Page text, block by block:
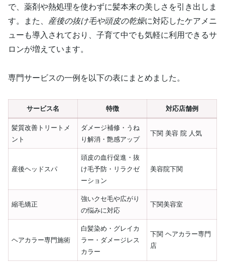
で、薬剤や熱処理を使わずに髪本来の美しさを引き出しま
す。また、
産後の抜け毛や頭皮の乾燥に対応したケアメニ
ューも導入されており、子育て中でも気軽に利用できるサ
ロンが増えています。
専門サービスの一例を以下の表にまとめました。
サービス名 特徴 対応店舗例
髪質改善トリートメ
ント
ダメージ補修・うね
り解消・艶感アップ
下関 美容 院 人気
産後ヘッドスパ
頭皮の血行促進・抜
け毛予防・リラクゼ
ーション
美容院下関
縮毛矯正
強いクセ毛や広がり
の悩みに対応
下関美容室
ヘアカラー専門施術
白髪染め・グレイカ
ラー・ダメージレス
カラー
下関 ヘアカラー専門
店